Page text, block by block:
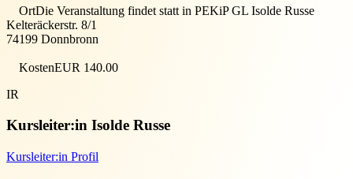
OrtDie Veranstaltung findet statt in PEKiP GL Isolde Russe
Kelteräckerstr. 8/1
74199 Donnbronn
KostenEUR 140.00
IR
Kursleiter:in Isolde Russe
Kursleiter:in Profil